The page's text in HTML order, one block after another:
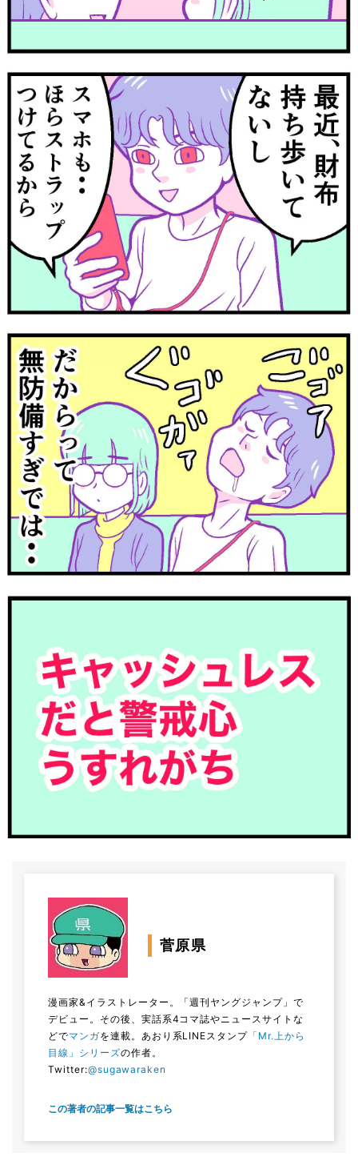
菅原県
漫画家&イラストレーター。「週刊ヤングジャンプ」で
デビュー。その後、実話系4コマ誌やニュースサイトな
どでマンガを連載。あおり系LINEスタンプ 「Mr.上から
目線」シリーズの作者。
Twitter:@sugawaraken
この著者の記事一覧はこちら